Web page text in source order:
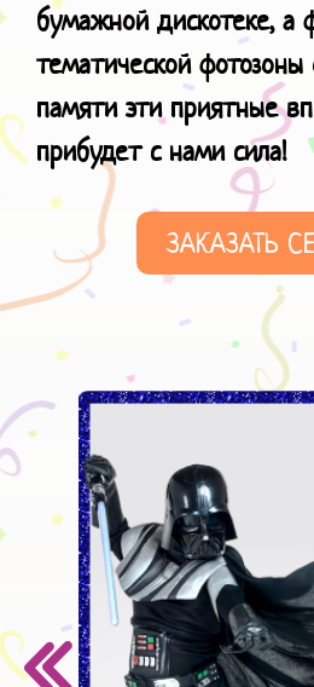
бумажной дискотеке, а
тематической фотозоны
памяти эти приятные
прибудет с нами сила!
ЗАКАЗАТЬ